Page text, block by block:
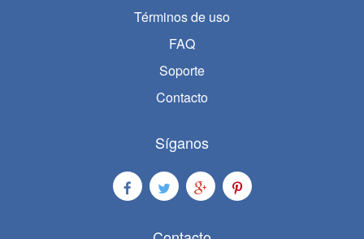
Términos de uso
FAQ
Soporte
Contacto
Síganos